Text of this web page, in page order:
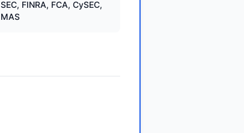
SEC, FINRA, FCA, CySEC,
MAS